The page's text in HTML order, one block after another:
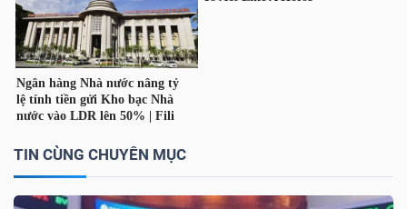
TIN CÙNG CHUYÊN MỤC
TÀI
CHÍNH
CÁ
NHÂN